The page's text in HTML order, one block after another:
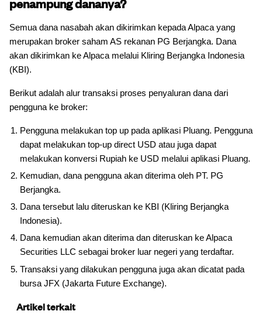
Semua dana nasabah akan dikirimkan kepada Alpaca yang
merupakan broker saham AS rekanan PG Berjangka. Dana
akan dikirimkan ke Alpaca melalui Kliring Berjangka Indonesia
(KBI).
Berikut adalah alur transaksi proses penyaluran dana dari
pengguna ke broker:
Pengguna melakukan top up pada aplikasi Pluang. Pengguna
dapat melakukan top-up direct USD atau juga dapat
melakukan konversi Rupiah ke USD melalui aplikasi Pluang.
Kemudian, dana pengguna akan diterima oleh PT. PG
Berjangka.
Dana tersebut lalu diteruskan ke KBI (Kliring Berjangka
Indonesia).
Dana kemudian akan diterima dan diteruskan ke Alpaca
Securities LLC sebagai broker luar negeri yang terdaftar.
Transaksi yang dilakukan pengguna juga akan dicatat pada
bursa JFX (Jakarta Future Exchange).
Artikel terkait